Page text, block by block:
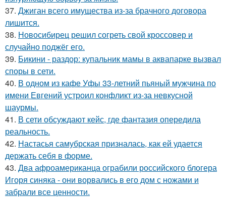
37. Джиган всего имущества из-за брачного договора
лишится.
38. Новосибирец решил согреть свой кроссовер и
случайно поджёг его.
39. Бикини - раздор: купальник мамы в аквапарке вызвал
споры в сети.
40. В одном из кафе Уфы 33-летний пьяный мужчина по
имени Евгений устроил конфликт из-за невкусной
шаурмы.
41. В сети обсуждают кейс, где фантазия опередила
реальность.
42. Настасья самубрская призналась, как ей удается
держать себя в форме.
43. Два афроамериканца ограбили российского блогера
Игоря синяка - они ворвались в его дом с ножами и
забрали все ценности.